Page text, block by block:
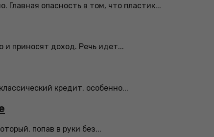
Главная опасность в том, что пластик...
и приносят доход. Речь идет...
кредит, особенно...
попав в руки без...